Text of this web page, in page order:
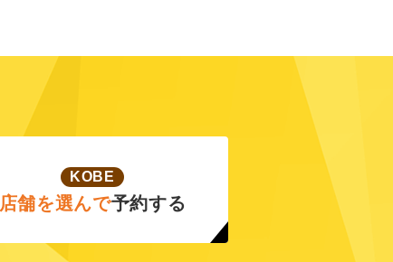
KOBE
店舗を選んで予約する